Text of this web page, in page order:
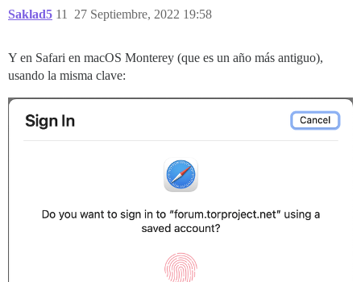
Saklad5 27 Septiembre, 2022 19:58
11
Y en Safari en macOS Monterey (que es un año más antiguo),
usando la misma clave: